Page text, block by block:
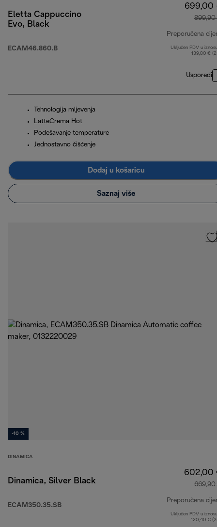
Eletta Cappuccino
Evo, Black
ECAM46.860.B
699,00
Preporučena
Uključen PDV u
139,80 €
Usporedi
Tehnologija mljevenja
LatteCrema Hot
Podešavanje temperature
Jednostavno čišćenje
Dodaj u košaricu
Saznaj više
-10 %
DINAMICA
Dinamica, Silver Black
ECAM350.35.SB
602,00
Preporučena
Uključen PDV u
120,40 €